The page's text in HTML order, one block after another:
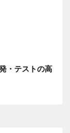
・テストの高